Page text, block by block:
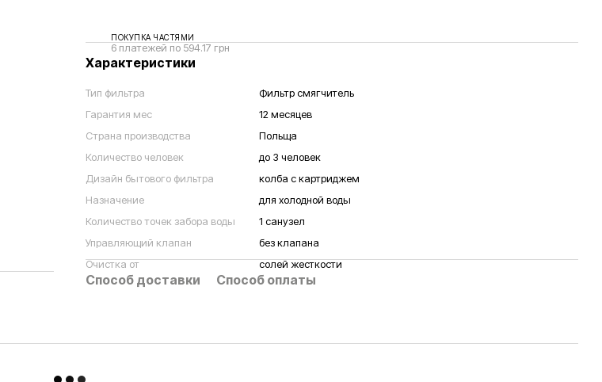
ПОКУПКА ЧАСТЯМИ
6 платежей по 594.17 грн
Характеристики
Тип фильтра
Фильтр смягчитель
Гарантия мес
12 месяцев
Страна производства
Польща
Количество человек
до 3 человек
Дизайн бытового фильтра
колба с картриджем
Назначение
для холодной воды
Количество точек забора воды
1 санузел
Управляющий клапан
без клапана
Очистка от
солей жесткости
Способ доставки Способ оплаты